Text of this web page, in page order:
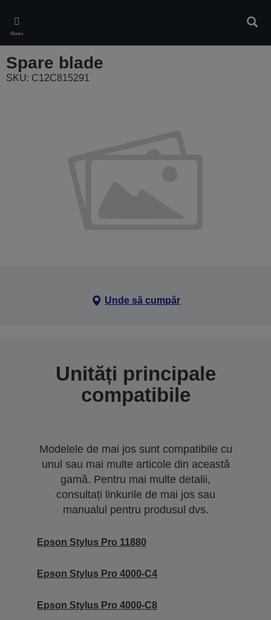
main
content
Meniu
Spare blade
SKU: C12C815291
Unde să cumpăr
Unități principale
compatibile
Modelele de mai jos sunt compatibile cu
unul sau mai multe articole din această
gamă. Pentru mai multe detalii,
consultați linkurile de mai jos sau
manualul pentru produsul dvs.
Epson Stylus Pro 11880
Epson Stylus Pro 4000-C4
Epson Stylus Pro 4000-C8